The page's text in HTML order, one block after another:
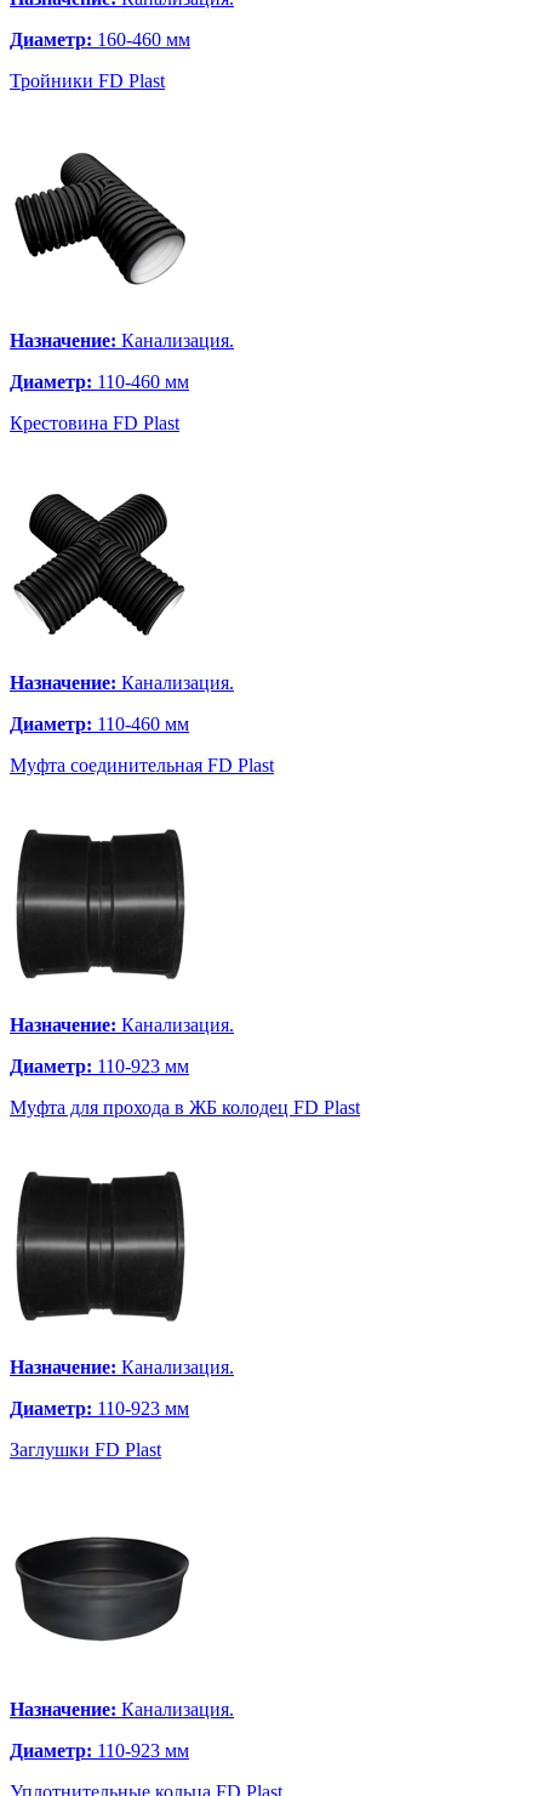
Диаметр: 160-460 мм
Тройники FD Plast
Назначение: Канализация.
Диаметр: 110-460 мм
Крестовина FD Plast
Назначение: Канализация.
Диаметр: 110-460 мм
Муфта соединительная FD Plast
Назначение: Канализация.
Диаметр: 110-923 мм
Муфта для прохода в ЖБ колодец FD Plast
Назначение: Канализация.
Диаметр: 110-923 мм
Заглушки FD Plast
Назначение: Канализация.
Диаметр: 110-923 мм
Уплотнительные кольца FD Plast